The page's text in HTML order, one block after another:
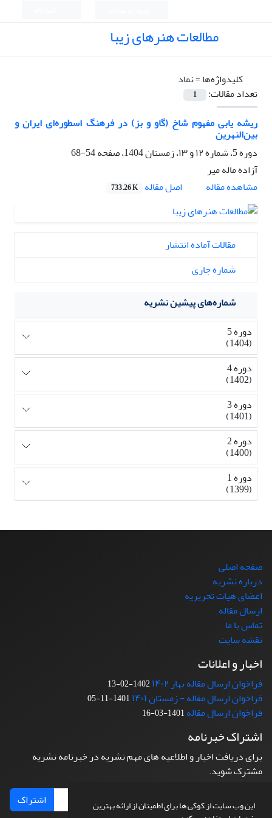
این وب سایت از کوکی ها برای اطمینان از ارائه بهترین
مطالعات هنرهای زیبا
کلیدواژه‌ها =نماد
تعداد مقالات:
1
ریشه یابی مفهوم شاخ (گاو و بز) در فرهنگ اسطوره‌ای ایران و
بین‌النهرین
دوره 5، شماره ۱۲ و ۱۳، زمستان 1404، صفحه
54-68
آزاده ماله میر
مشاهده مقاله
اصل مقاله 733.26 K
مقالات آماده انتشار
شماره جاری
شماره‌های پیشین نشریه
دوره 5
(1404)
دوره 4
(1402)
دوره 3
(1401)
دوره 2
(1400)
دوره 1
(1399)
صفحه اصلی
درباره نشریه
اعضای هیات تحریریه
ارسال مقاله
تماس با ما
نقشه سایت
اخبار و اعلانات
فراخوان ارسال مقاله بهار ۱۴۰۲ 1402-02-13
فراخوان ارسال مقاله - زمستان ۱۴۰۱ 1401-11-05
فراخوان ارسال مقاله1401-03-16
اشتراک خبرنامه
برای دریافت اخبار و اطلاعیه های مهم نشریه در خبرنامه نشریه
مشترک شوید.
اشتراک